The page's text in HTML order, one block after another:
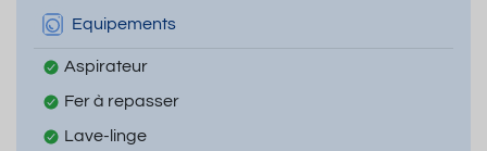
Equipements
Aspirateur
Fer à repasser
Lave-linge